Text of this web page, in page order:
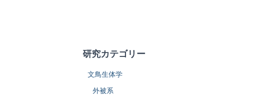
研究カテゴリー
文鳥生体学
外被系